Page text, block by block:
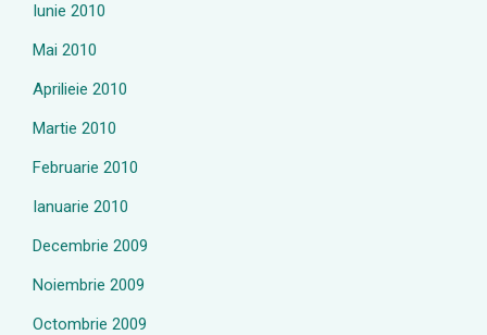
Iunie 2010
Mai 2010
Aprilieie 2010
Martie 2010
Februarie 2010
Ianuarie 2010
Decembrie 2009
Noiembrie 2009
Octombrie 2009